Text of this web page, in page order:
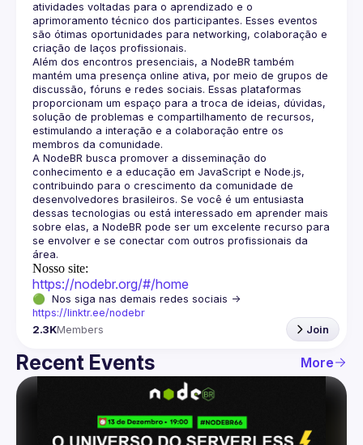
atividades voltadas para o aprendizado e o
aprimoramento técnico dos participantes. Esses eventos
são ótimas oportunidades para networking, colaboração e
Além dos encontros presenciais, a NodeBR também
mantém uma presença online ativa, por meio de grupos de
discussão, fóruns e redes sociais. Essas plataformas
proporcionam um espaço para a troca de ideias, dúvidas,
solução de problemas e compartilhamento de recursos,
estimulando a interação e a colaboração entre os
A NodeBR busca promover a disseminação do
conhecimento e a educação em JavaScript e Node.js,
contribuindo para o crescimento da comunidade de
desenvolvedores brasileiros. Se você é um entusiasta
dessas tecnologias ou está interessado em aprender mais
sobre elas, a NodeBR pode ser um excelente recurso para
se envolver e se conectar com outros profissionais da
Nosso site:
https://nodebr.org/#/home
https://linktr.ee/nodebr
2.3KMembers Join
Recent Events More